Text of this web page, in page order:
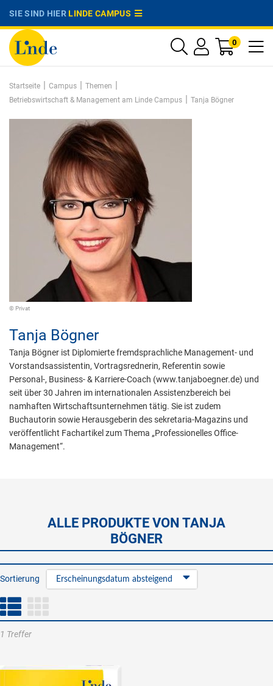
SIE SIND HIERLINDE CAMPUS
0
Startseite | Campus | Themen |
Betriebswirtschaft & Management am Linde Campus | Tanja Bögner
© Privat
Tanja Bögner
Tanja Bögner ist Diplomierte fremdsprachliche Management- und
Vorstandsassistentin, Vortragsrednerin, Referentin sowie
Personal-, Business- & Karriere-Coach (www.tanjaboegner.de) und
seit über 30 Jahren im internationalen Assistenzbereich bei
namhaften Wirtschaftsunternehmen tätig. Sie ist zudem
Buchautorin sowie Herausgeberin des sekretaria-Magazins und
veröffentlicht Fachartikel zum Thema „Professionelles Office-
Management“.
ALLE PRODUKTE VON TANJA
BÖGNER
Sortierung Erscheinungsdatum absteigend
1 Treffer